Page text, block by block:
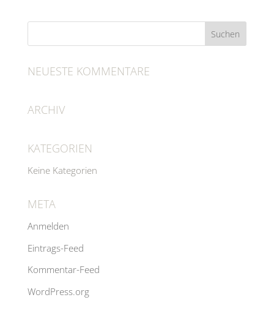
NEUESTE KOMMENTARE
ARCHIV
KATEGORIEN
Keine Kategorien
META
Anmelden
Eintrags-Feed
Kommentar-Feed
WordPress.org